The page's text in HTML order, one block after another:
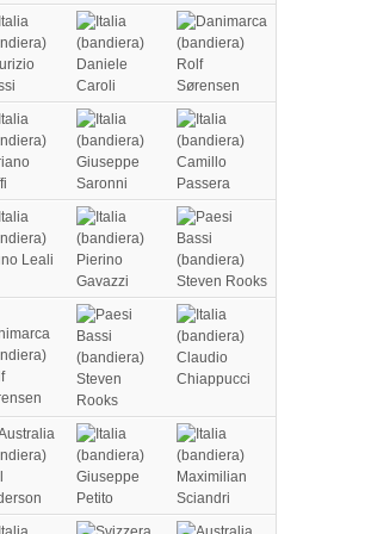
Daniele
Caroli
Rolf
Sørensen
Giuseppe
Saronni
Camillo
Passera
Leali
Pierino
Gavazzi
Steven Rooks
Steven
Rooks
Claudio
Chiappucci
Giuseppe
Petito
Maximilian
Sciandri